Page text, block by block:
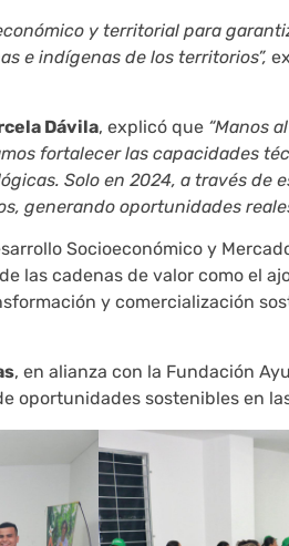
y territorial para
e indígenas de los territorios”,
Dávila, explicó que “Manos
fortalecer las capacidades
Solo en 2024, a través de
generando oportunidades
Socioeconómico y
las cadenas de valor como el
y comercialización
, en alianza con la Fundación
oportunidades sostenibles en